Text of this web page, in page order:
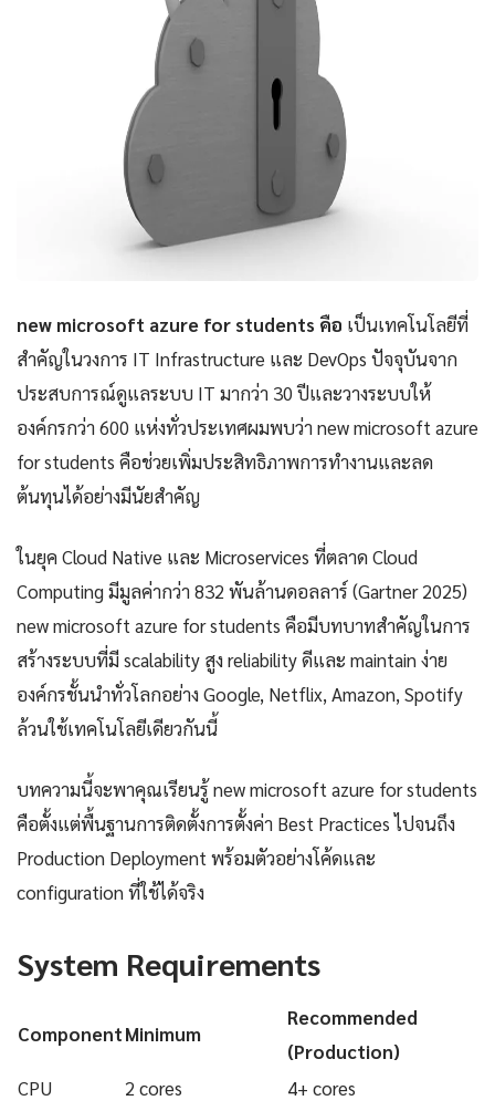
new microsoft azure for students คือ เป็นเทคโนโลยีที่
สำคัญในวงการ IT Infrastructure และ DevOps ปัจจุบันจาก
ประสบการณ์ดูแลระบบ IT มากว่า 30 ปีและวางระบบให้
องค์กรกว่า 600 แห่งทั่วประเทศผมพบว่า new microsoft azure
for students คือช่วยเพิ่มประสิทธิภาพการทำงานและลด
ต้นทุนได้อย่างมีนัยสำคัญ
ในยุค Cloud Native และ Microservices ที่ตลาด Cloud
Computing มีมูลค่ากว่า 832 พันล้านดอลลาร์ (Gartner 2025)
new microsoft azure for students คือมีบทบาทสำคัญในการ
สร้างระบบที่มี scalability สูง reliability ดีและ maintain ง่าย
องค์กรชั้นนำทั่วโลกอย่าง Google, Netflix, Amazon, Spotify
ล้วนใช้เทคโนโลยีเดียวกันนี้
บทความนี้จะพาคุณเรียนรู้ new microsoft azure for students
คือตั้งแต่พื้นฐานการติดตั้งการตั้งค่า Best Practices ไปจนถึง
Production Deployment พร้อมตัวอย่างโค้ดและ
configuration ที่ใช้ได้จริง
System Requirements
ComponentMinimum
Recommended
(Production)
CPU
2 cores
4+ cores